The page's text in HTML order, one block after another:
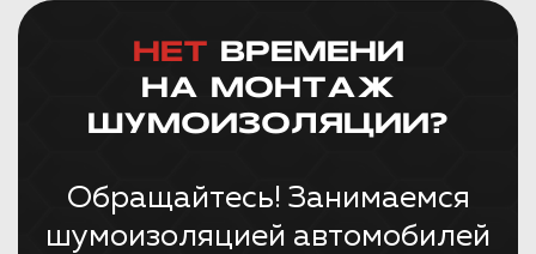
НЕТ ВРЕМЕНИ
НА МОНТАЖ
ШУМОИЗОЛЯЦИИ?
Обращайтесь! Занимаемся
шумоизоляцией автомобилей